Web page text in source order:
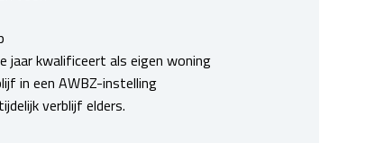
jaar kwalificeert als eigen woning
in een AWBZ-instelling
verblijf elders.